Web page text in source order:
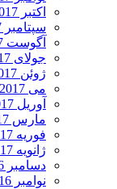
اکتبر 2017
سپتامبر 2017
آگوست 2017
جولای 2017
ژوئن 2017
می 2017
آوریل 2017
مارس 2017
فوریه 2017
ژانویه 2017
دسامبر 2016
نوامبر 2016